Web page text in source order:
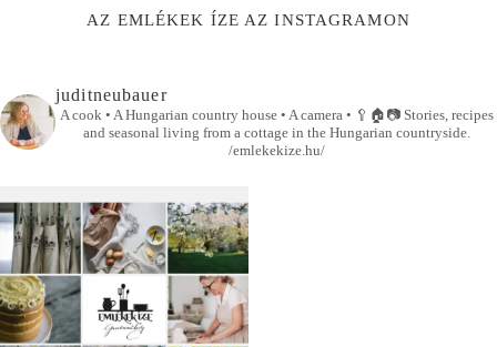
AZ EMLÉKEK ÍZE AZ INSTAGRAMON
juditneubauer
A cook • A Hungarian country house • A camera • 🥄🏠📷Stories, recipes
and seasonal living from a cottage in the Hungarian countryside.
/emlekekize.hu/